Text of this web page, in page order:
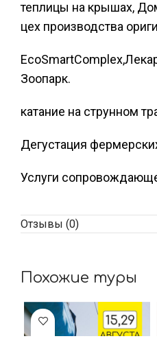
теплицы на крышах,
цех производства
Зоопарк.
катание на струнном
Дегустация
Услуги
Отзывы (0)
Похожие туры